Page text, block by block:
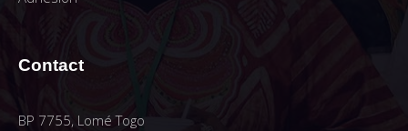
Contact
BP 7755, Lomé Togo